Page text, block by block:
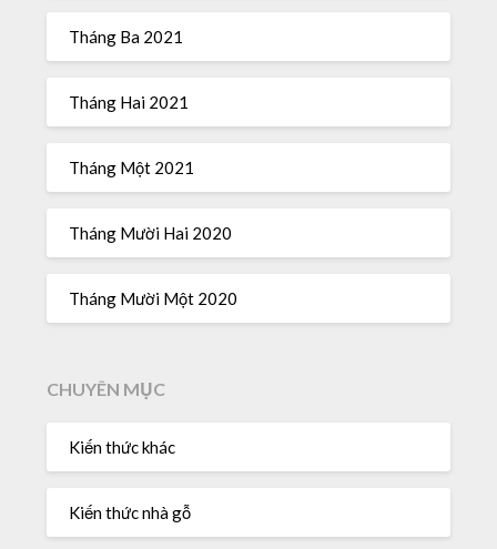
Tháng Ba 2021
Tháng Hai 2021
Tháng Một 2021
Tháng Mười Hai 2020
Tháng Mười Một 2020
CHUYÊN MỤC
Kiến thức khác
Kiến thức nhà gỗ